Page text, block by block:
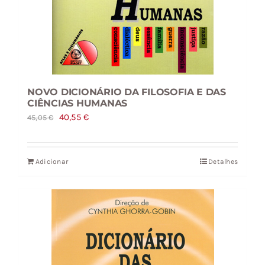
NOVO DICIONÁRIO DA FILOSOFIA E DAS
CIÊNCIAS HUMANAS
45,05€
O
original
era:
40,55€O
atual
Adicionar Detalhes